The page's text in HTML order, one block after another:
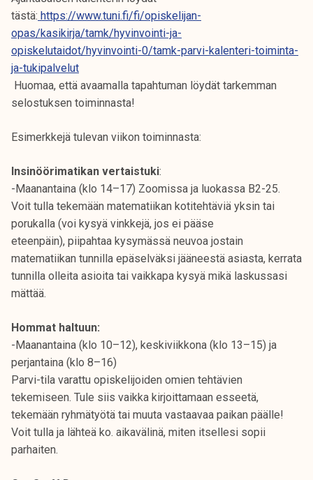
tästä: https://www.tuni.fi/fi/opiskelijan-
opas/kasikirja/tamk/hyvinvointi-ja-
opiskelutaidot/hyvinvointi-0/tamk-parvi-kalenteri-toiminta-
ja-tukipalvelut
Huomaa, että avaamalla tapahtuman löydät tarkemman
selostuksen toiminnasta!
Esimerkkejä tulevan viikon toiminnasta:
Insinöörimatikan vertaistuki:
-Maanantaina (klo 14–17) Zoomissa ja luokassa B2-25.
Voit tulla tekemään matematiikan kotitehtäviä yksin tai
porukalla (voi kysyä vinkkejä, jos ei pääse
eteenpäin), piipahtaa kysymässä neuvoa jostain
matematiikan tunnilla epäselväksi jääneestä asiasta, kerrata
tunnilla olleita asioita tai vaikkapa kysyä mikä laskussasi
mättää.
Hommat haltuun:
-Maanantaina (klo 10–12), keskiviikkona (klo 13–15) ja
perjantaina (klo 8–16)
Parvi-tila varattu opiskelijoiden omien tehtävien
tekemiseen. Tule siis vaikka kirjoittamaan esseetä,
tekemään ryhmätyötä tai muuta vastaavaa paikan päälle!
Voit tulla ja lähteä ko. aikavälinä, miten itsellesi sopii
parhaiten.